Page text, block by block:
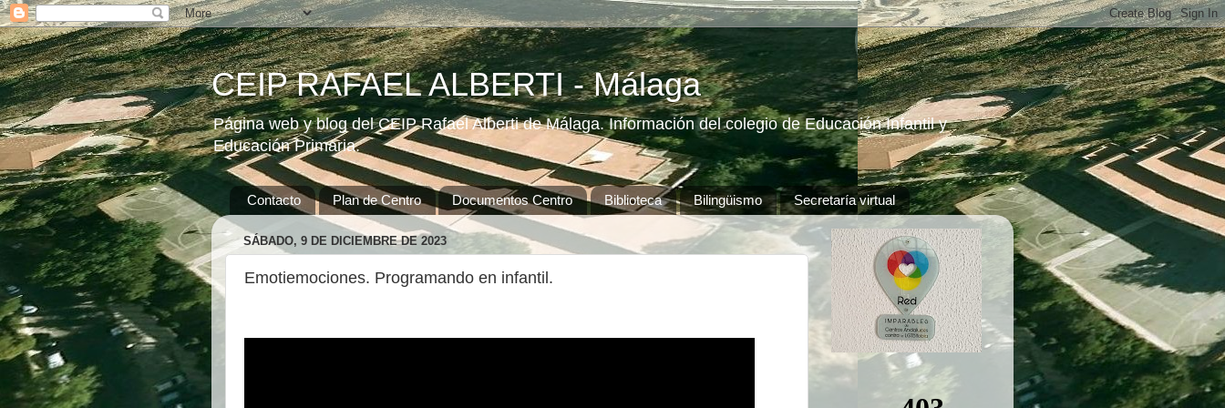
CEIP RAFAEL ALBERTI - Málaga
Página web y blog del CEIP Rafael Alberti de Málaga. Información del colegio de Educación Infantil y
Educación Primaria.
Contacto Plan de Centro Documentos Centro Biblioteca Bilingüismo Secretaría virtual
SÁBADO, 9 DE DICIEMBRE DE 2023
Emotiemociones. Programando en infantil.